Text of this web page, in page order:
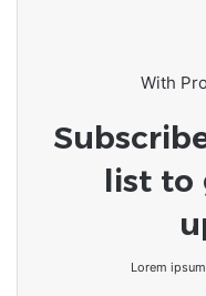
With
list to
Lorem